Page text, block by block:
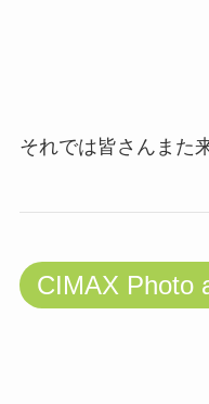
それでは皆さんまた
CIMAX Photo